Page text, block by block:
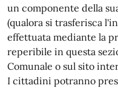
un componente della
(qualora si trasferisca
effettuata mediante la
reperibile in questa
Comunale o sul sito
I cittadini potranno